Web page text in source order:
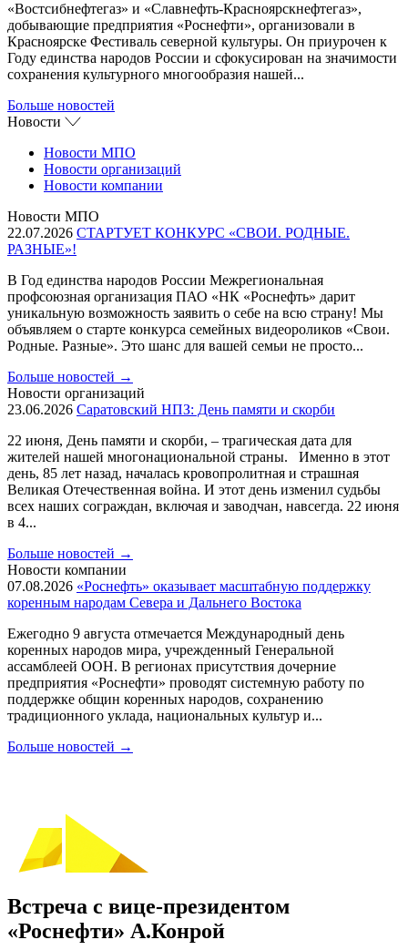
«Востсибнефтегаз» и «Славнефть-Красноярскнефтегаз»,
добывающие предприятия «Роснефти», организовали в
Красноярске Фестиваль северной культуры. Он приурочен к
Году единства народов России и сфокусирован на значимости
сохранения культурного многообразия нашей...
Больше новостей
Новости
Новости МПО
Новости организаций
Новости компании
Новости МПО
22.07.2026 СТАРТУЕТ КОНКУРС «СВОИ. РОДНЫЕ.
РАЗНЫЕ»!
В Год единства народов России Межрегиональная
профсоюзная организация ПАО «НК «Роснефть» дарит
уникальную возможность заявить о себе на всю страну! Мы
объявляем о старте конкурса семейных видеороликов «Свои.
Родные. Разные». Это шанс для вашей семьи не просто...
Больше новостей →
Новости организаций
23.06.2026 Саратовский НПЗ: День памяти и скорби
22 июня, День памяти и скорби, – трагическая дата для
жителей нашей многонациональной страны. Именно в этот
день, 85 лет назад, началась кровопролитная и страшная
Великая Отечественная война. И этот день изменил судьбы
всех наших сограждан, включая и заводчан, навсегда. 22 июня
в 4...
Больше новостей →
Новости компании
07.08.2026 «Роснефть» оказывает масштабную поддержку
коренным народам Севера и Дальнего Востока
Ежегодно 9 августа отмечается Международный день
коренных народов мира, учрежденный Генеральной
ассамблеей ООН. В регионах присутствия дочерние
предприятия «Роснефти» проводят системную работу по
поддержке общин коренных народов, сохранению
традиционного уклада, национальных культур и...
Больше новостей →
Встреча с вице-президентом
«Роснефти» А.Конрой